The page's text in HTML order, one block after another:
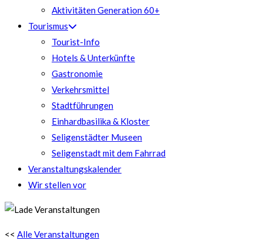
Aktivitäten Generation 60+
Tourismus
Tourist-Info
Hotels & Unterkünfte
Gastronomie
Verkehrsmittel
Stadtführungen
Einhardbasilika & Kloster
Seligenstädter Museen
Seligenstadt mit dem Fahrrad
Veranstaltungskalender
Wir stellen vor
<< Alle Veranstaltungen